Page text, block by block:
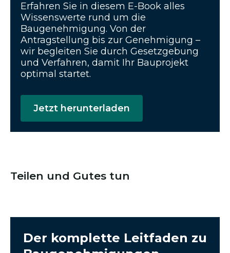
Erfahren Sie in diesem E-Book alles
Wissenswerte rund um die
Baugenehmigung. Von der
Antragstellung bis zur Genehmigung –
wir begleiten Sie durch Gesetzgebung
und Verfahren, damit Ihr Bauprojekt
optimal startet.
Jetzt herunterladen
Teilen und Gutes tun
Der komplette Leitfaden zu